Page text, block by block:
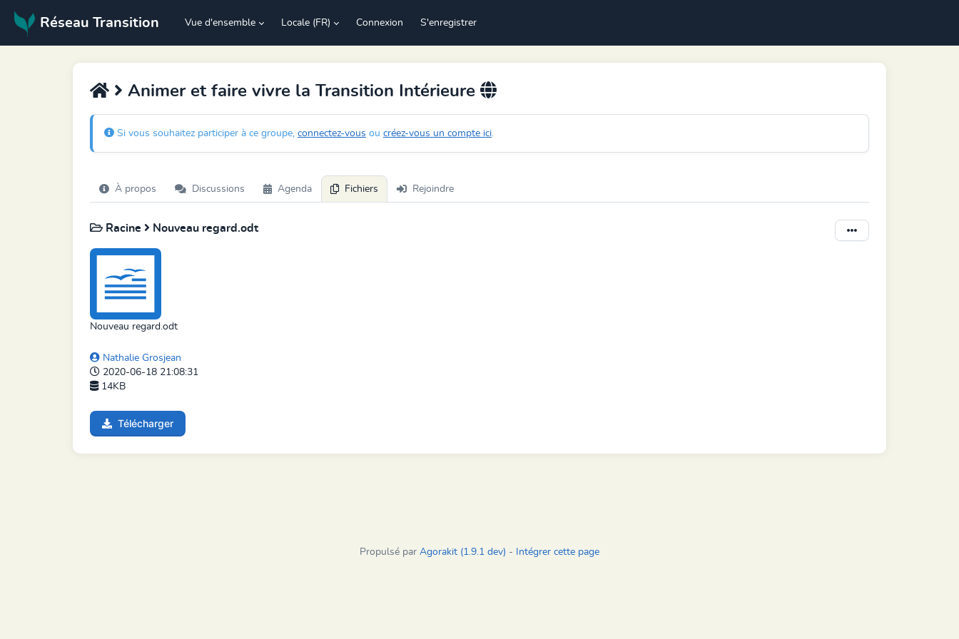
Réseau Transition Vue d'ensemble Locale (FR) Connexion S'enregistrer
Animer et faire vivre la Transition Intérieure
Si vous souhaitez participer à ce groupe, connectez-vous ou créez-vous un compte ici.
À propos Discussions Agenda Fichiers Rejoindre
Racine Nouveau regard.odt
Nouveau regard.odt
Nathalie Grosjean
2020-06-18 21:08:31
14KB
Télécharger
Propulsé par Agorakit (1.9.1 dev) - Intégrer cette page